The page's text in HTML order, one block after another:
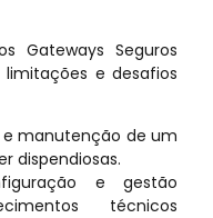
Gateways Seguros
e desafios
manutenção de um
dispendiosas.
e gestão
técnicos